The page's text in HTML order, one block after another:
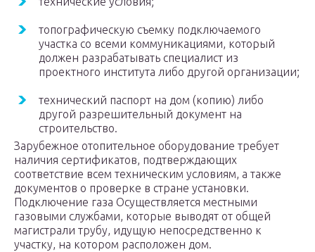
топографическую съемку подключаемого
участка со всеми коммуникациями, который
должен разрабатывать специалист из
проектного института либо другой организации;
технический паспорт на дом (копию) либо
другой разрешительный документ на
строительство.
Зарубежное отопительное оборудование требует
наличия сертификатов, подтверждающих
соответствие всем техническим условиям, а также
документов о проверке в стране установки.
Подключение газа Осуществляется местными
газовыми службами, которые выводят от общей
магистрали трубу, идущую непосредственно к
участку, на котором расположен дом.